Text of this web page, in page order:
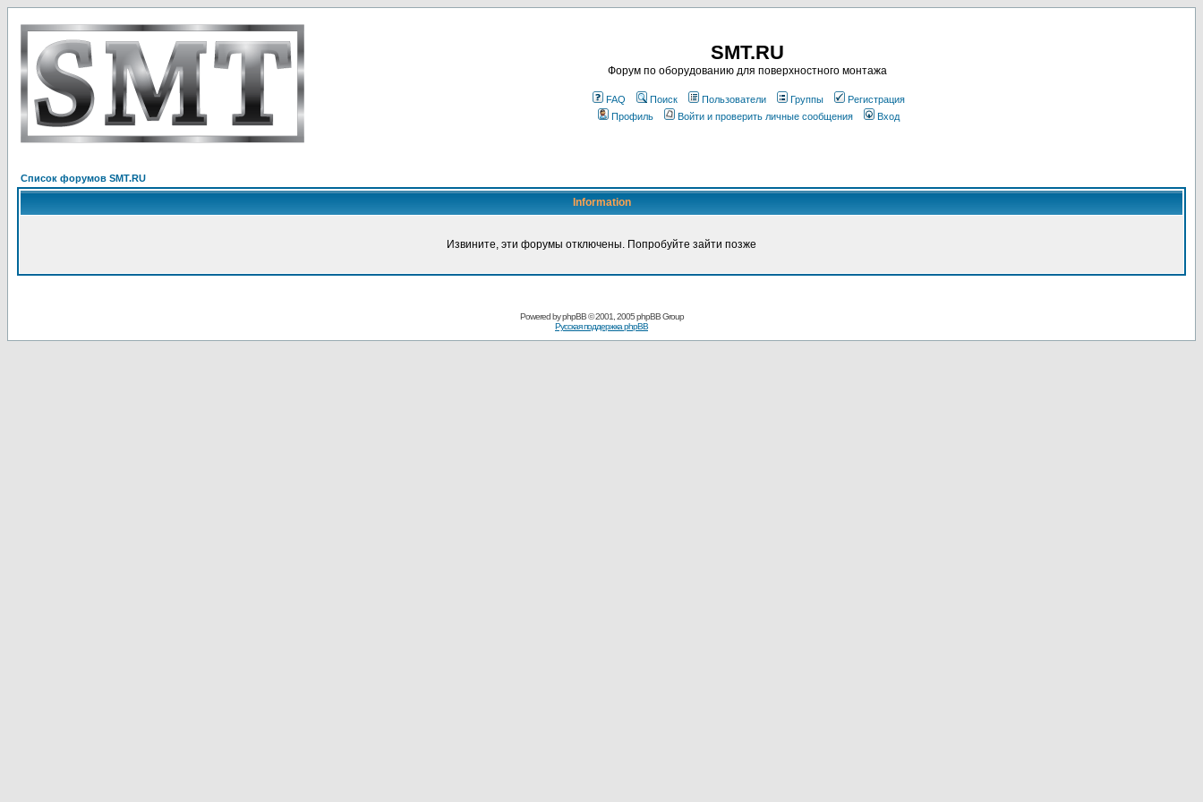
SMT.RU
Форум по оборудованию для поверхностного монтажа
FAQ Поиск Пользователи Группы
Регистрация
Профиль
Войти и проверить личные сообщения Вход
Список форумов SMT.RU
Information
Извините, эти форумы отключены. Попробуйте зайти позже
Powered byphpBB© 2001, 2005 phpBB Group
Русская поддержка phpBB